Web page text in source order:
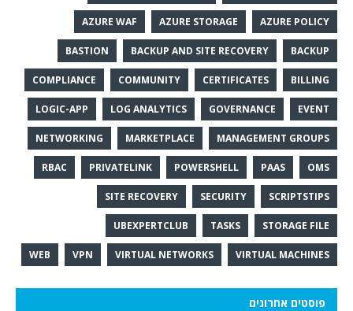
AZURE POLICY
AZURE STORAGE
AZURE WAF
BACKUP
BACKUP AND SITE RECOVERY
BASTION
BILLING
CERTIFICATES
COMMUNITY
COMPLIANCE
EVENT
GOVERNANCE
LOG ANALYTICS
LOGIC-APP
MANAGEMENT GROUPS
MARKETPLACE
NETWORKING
OMS
PAAS
POWERSHELL
PRIVATELINK
RBAC
SCRIPTSTIPS
SECURITY
SITE RECOVERY
STORAGE FILE
TASKS
UBEXPERTCLUB
VIRTUAL MACHINES
VIRTUAL NETWORKS
VPN
WEB
פוסטים אחרונים